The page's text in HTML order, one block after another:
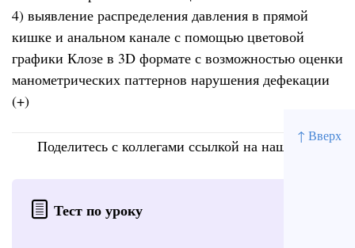
↑ Вверх
4) выявление распределения давления в прямой
кишке и анальном канале с помощью цветовой
графики Клозе в 3D формате с возможностью оценки
манометрических паттернов нарушения дефекации
(+)
Поделитесь с коллегами ссылкой на наш сайт
Тест по уроку